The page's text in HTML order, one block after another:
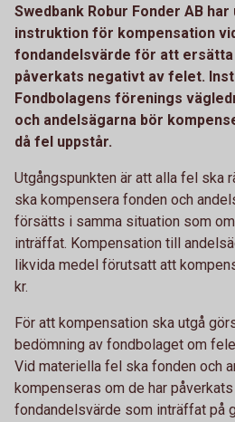
Swedbank Robur Fonder AB
instruktion för kompensation
fondandelsvärde för att ersätta
påverkats negativt av felet.
Fondbolagens förenings
och andelsägarna bör
då fel uppstår.
Utgångspunkten är att alla fel ska
ska kompensera fonden och
försätts i samma situation som
inträffat. Kompensation till
likvida medel förutsatt att
kr.
För att kompensation ska utgå
bedömning av fondbolaget om
Vid materiella fel ska fonden och
kompenseras om de har
fondandelsvärde som inträffat på